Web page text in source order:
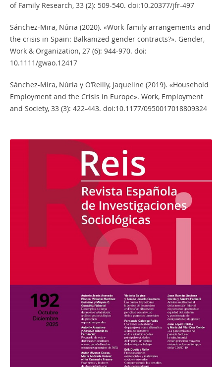
of Family Research, 33 (2): 509-540. doi:10.20377/jfr-497
Sánchez‐Mira, Núria (2020). «Work-family arrangements and
the crisis in Spain: Balkanized gender contracts?». Gender,
Work & Organization, 27 (6): 944-970. doi:
10.1111/gwao.12417
Sánchez-Mira, Núria y O’Reilly, Jaqueline (2019). «Household
Employment and the Crisis in Europe». Work, Employment
and Society, 33 (3): 422-443. doi:10.1177/0950017018809324